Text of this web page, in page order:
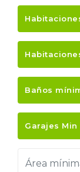
Baños
Garajes Min